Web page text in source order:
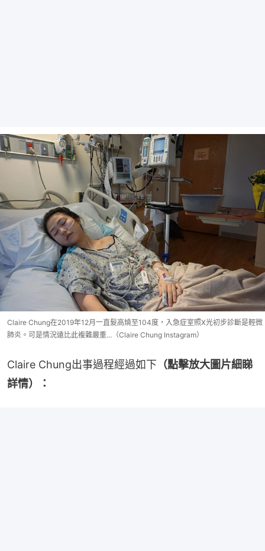
Claire Chung在2019年12月一直髮高燒至104度，入急症室照X光初步診斷是輕微
肺炎。可是情況遠比此複雜嚴重...（Claire Chung Instagram）
Claire Chung出事過程經過如下 （點擊放大圖片細睇
詳情）：